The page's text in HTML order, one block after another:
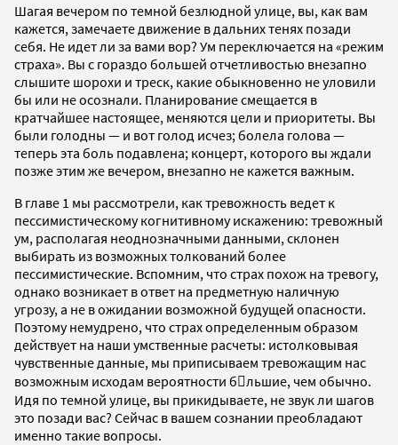
Шагая вечером по темной безлюдной улице, вы, как вам
кажется, замечаете движение в дальних тенях позади
себя. Не идет ли за вами вор? Ум переключается на «режим
страха». Вы с гораздо большей отчетливостью внезапно
слышите шорохи и треск, какие обыкновенно не уловили
бы или не осознали. Планирование смещается в
кратчайшее настоящее, меняются цели и приоритеты. Вы
были голодны — и вот голод исчез; болела голова —
теперь эта боль подавлена; концерт, которого вы ждали
позже этим же вечером, внезапно не кажется важным.
В главе 1 мы рассмотрели, как тревожность ведет к
пессимистическому когнитивному искажению: тревожный
ум, располагая неоднозначными данными, склонен
выбирать из возможных толкований более
пессимистические. Вспомним, что страх похож на тревогу,
однако возникает в ответ на предметную наличную
угрозу, а не в ожидании возможной будущей опасности.
Поэтому немудрено, что страх определенным образом
действует на наши умственные расчеты: истолковывая
чувственные данные, мы приписываем тревожащим нас
возможным исходам вероятности б􏰂льшие, чем обычно.
Идя по темной улице, вы прикидываете, не звук ли шагов
это позади вас? Сейчас в вашем сознании преобладают
именно такие вопросы.